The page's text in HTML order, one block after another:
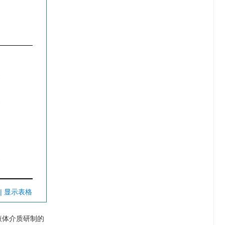
| 显示表格
介质研制的